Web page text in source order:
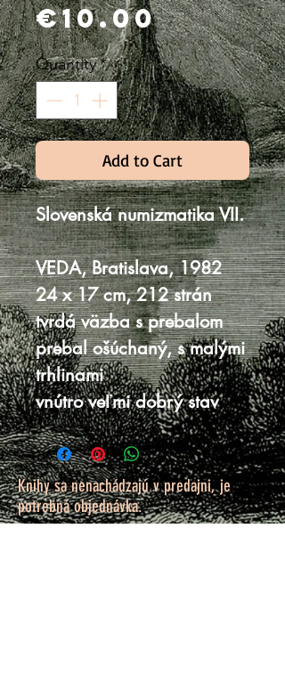
€10.00Price
Quantity*
Add to Cart
Slovenská numizmatika VII.
VEDA, Bratislava, 1982
24 x 17 cm, 212 strán
tvrdá väzba s prebalom
prebal ošúchaný, s malými
trhlinami
vnútro veľmi dobrý stav
Knihy sa nenachádzajú v predajni, je
potrebná objednávka.